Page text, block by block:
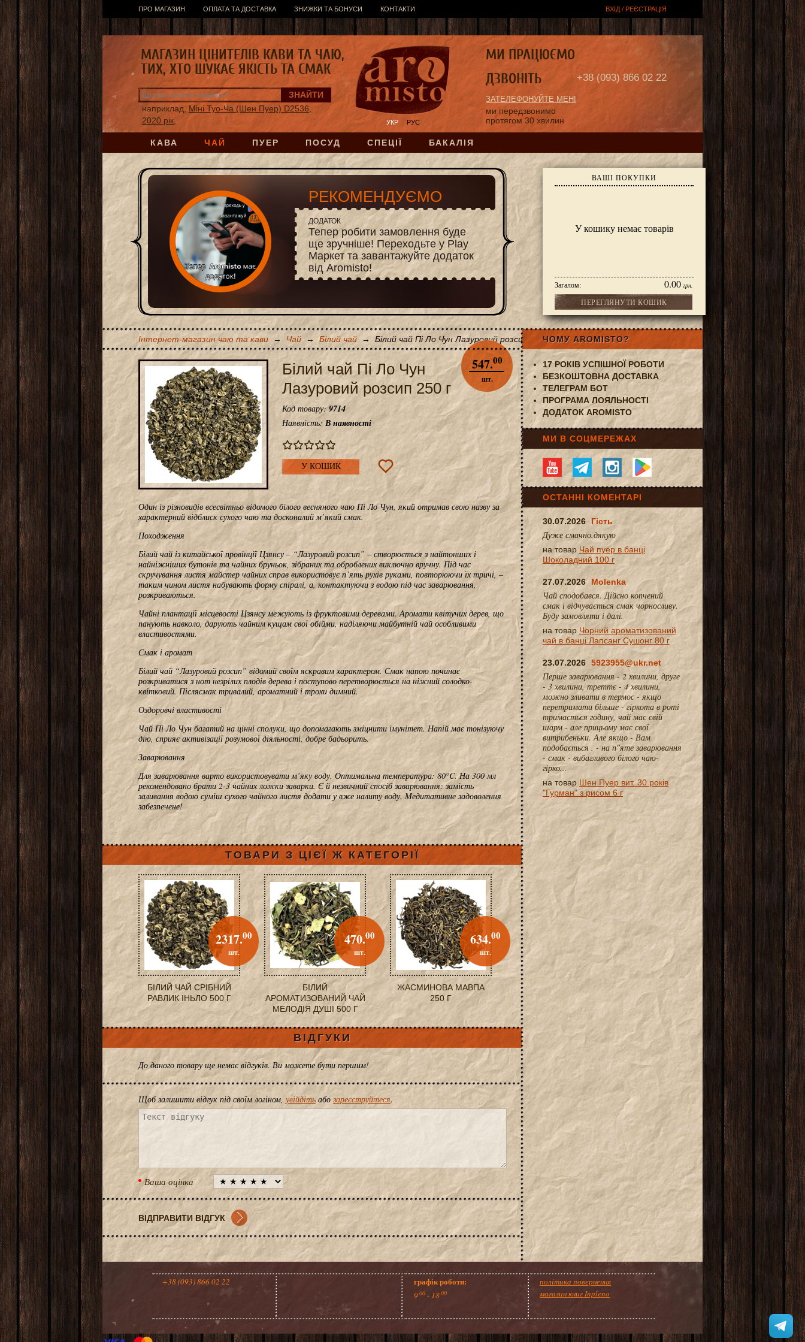
ПРО МАГАЗИН ОПЛАТА ТА ДОСТАВКА ЗНИЖКИ ТА БОНУСИ КОНТАКТИ ВХІД / РЕЄСТРАЦІЯ
КАВА ЧАЙ ПУЕР ПОСУД СПЕЦІЇ БАКАЛІЯ
УКР РУС
наприклад, Міні Туо-Ча (Шен Пуер) D2536,
2020 рік,
ВАШІ ПОКУПКИ
У кошику немає товарів
Загалом: 0.00 грн.
ПЕРЕГЛЯНУТИ КОШИК
+38 (093) 866 02 22
ЗАТЕЛЕФОНУЙТЕ МЕНІ
ми передзвонимо
протягом 30 хвилин
МАГАЗИН ЦІНИТЕЛІВ КАВИ ТА ЧАЮ,
ТИХ, ХТО ШУКАЄ ЯКІСТЬ ТА СМАК
МИ ПРАЦЮЄМО
ДЗВОНІТЬ
РЕКОМЕНДУЄМО
ДОДАТОК
Тепер робити замовлення буде
ще зручніше! Переходьте у Play
Маркет та завантажуйте додаток
від Aromisto!
Інтернет-магазин чаю та кави → Чай → Білий чай → Білий чай Пі Ло Чун Лазуровий розсип 250 г
Білий чай Пі Ло Чун
Лазуровий розсип 250 г
547.00
шт.
Код товару:9714
Наявність: В наявності
У КОШИК
Один із різновидів всесвітньо відомого білого весняного чаю Пі Ло Чун, який отримав свою назву за
характерний відблиск сухого чаю та досконалий м’який смак.
Походження
Білий чай із китайської провінції Цзянсу – “Лазуровий розсип” – створюється з найтонших і
найніжніших бутонів та чайних бруньок, зібраних та оброблених виключно вручну. Під час
скручування листя майстер чайних справ використовує п’ять рухів руками, повторюючи їх тричі, –
таким чином листя набувають форму спіралі, а, контактуючи з водою під час заварювання,
розкриваються.
Чайні плантації місцевості Цзянсу межують із фруктовими деревами. Аромати квітучих дерев, що
панують навколо, дарують чайним кущам свої обійми, наділяючи майбутній чай особливими
властивостями.
Смак і аромат
Білий чай “Лазуровий розсип” відомий своїм яскравим характером. Смак напою починає
розкриватися з нот незрілих плодів дерева і поступово перетворюється на ніжний солодко-
квітковий. Післясмак тривалий, ароматний і трохи димний.
Оздоровчі властивості
Чай Пі Ло Чун багатий на цінні сполуки, що допомагають зміцнити імунітет. Напій має тонізуючу
дію, сприяє активізації розумової діяльності, добре бадьорить.
Заварювання
Для заварювання варто використовувати м’яку воду. Оптимальна температура: 80°C. На 300 мл
рекомендовано брати 2-3 чайних ложки заварки. Є й незвичний спосіб заварювання: замість
заливання водою суміш сухого чайного листя додати у вже налиту воду. Медитативне задоволення
забезпечене!
ТОВАРИ З ЦІЄЇ Ж КАТЕГОРІЇ
БІЛИЙ ЧАЙ СРІБНИЙ
РАВЛИК ІНЬЛО 500 Г
2317.00
шт.
БІЛИЙ
АРОМАТИЗОВАНИЙ ЧАЙ
МЕЛОДІЯ ДУШІ 500 Г
470.00
шт.
ЖАСМИНОВА МАВПА
250 Г
634.00
шт.
ВІДГУКИ
До даного товару ще немає відгуків. Ви можете бути першим!
Щоб залишити відгук під своїм логіном, увійдіть або зареєструйтеся.
Ваша оцінка
ЧОМУ AROMISTO?
17 РОКІВ УСПІШНОЇ РОБОТИ
БЕЗКОШТОВНА ДОСТАВКА
ТЕЛЕГРАМ БОТ
ПРОГРАМА ЛОЯЛЬНОСТІ
ДОДАТОК AROMISTO
МИ В СОЦМЕРЕЖАХ
ОСТАННІ КОМЕНТАРІ
30.07.2026 Гість
Дуже смачно.дякую
на товар Чай пуер в банці
Шоколадний 100 г
27.07.2026 Molenka
Чай сподобався. Дійсно копчений
смак і відчувається смак чорносливу.
Буду замовляти і далі.
на товар Чорний ароматизований
чай в банці Лапсанг Сушонг 80 г
23.07.2026 5923955@ukr.net
Перше заварювання - 2 хвилини, друге
- 3 хвилини, треттє - 4 хвилини,
можно зливати в термос - якщо
перетримати більше - гіркота в роті
тримається годину, чай має свій
шарм - але прицьому має свої
витрибеньки. Але якщо - Вам
подобається . - на п"яте заварювання
- смак - вибагливого білого чаю-
гірко...
на товар Шен Пуер вит. 30 років
"Гурман" з рисом 6 г
+38 (093) 866 02 22 графік роботи:
900 - 1800
політика повернення
магазин книг Inpleno